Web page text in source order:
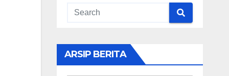
ARSIP BERITA